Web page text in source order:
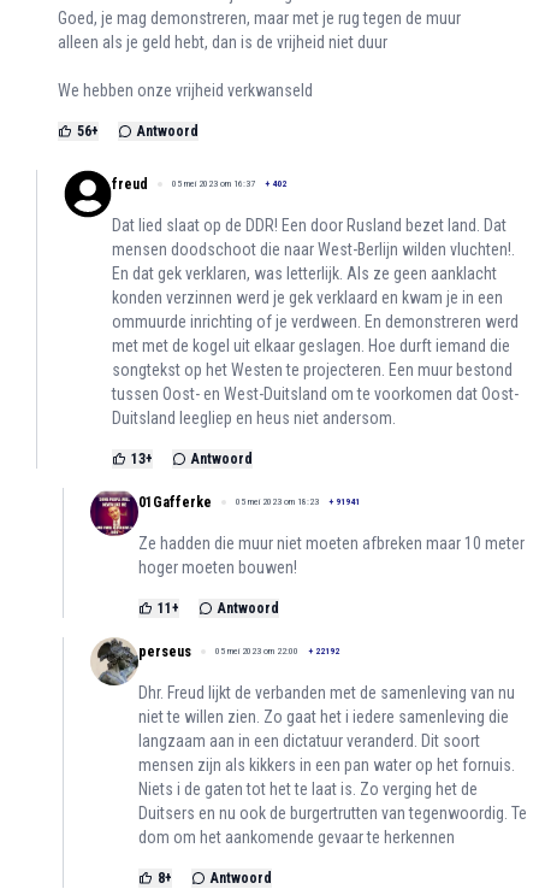
Goed, je mag demonstreren, maar met je rug tegen de muur
alleen als je geld hebt, dan is de vrijheid niet duur
We hebben onze vrijheid verkwanseld
56+ Antwoord
freud 05 mei 2023 om 16:37 + 402
Dat lied slaat op de DDR! Een door Rusland bezet land. Dat
mensen doodschoot die naar West-Berlijn wilden vluchten!.
En dat gek verklaren, was letterlijk. Als ze geen aanklacht
konden verzinnen werd je gek verklaard en kwam je in een
ommuurde inrichting of je verdween. En demonstreren werd
met met de kogel uit elkaar geslagen. Hoe durft iemand die
songtekst op het Westen te projecteren. Een muur bestond
tussen Oost- en West-Duitsland om te voorkomen dat Oost-
Duitsland leegliep en heus niet andersom.
13+ Antwoord
01Gafferke 05 mei 2023 om 18:23 + 91941
Ze hadden die muur niet moeten afbreken maar 10 meter
hoger moeten bouwen!
11 + Antwoord
perseus 05 mei 2023 om 22:00 + 22192
Dhr. Freud lijkt de verbanden met de samenleving van nu
niet te willen zien. Zo gaat het i iedere samenleving die
langzaam aan in een dictatuur veranderd. Dit soort
mensen zijn als kikkers in een pan water op het fornuis.
Niets i de gaten tot het te laat is. Zo verging het de
Duitsers en nu ook de burgertrutten van tegenwoordig. Te
dom om het aankomende gevaar te herkennen
8+ Antwoord